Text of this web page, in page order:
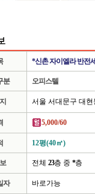
*신촌 자이엘라 반전
분 오피스텔
서울 서대문구 대현
5,000/60
12평(40㎡)
전체 23층 중 *층
자 바로가능